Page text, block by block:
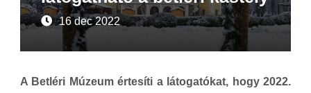
16 dec 2022
A Betléri Múzeum értesíti a látogatókat, hogy 2022.